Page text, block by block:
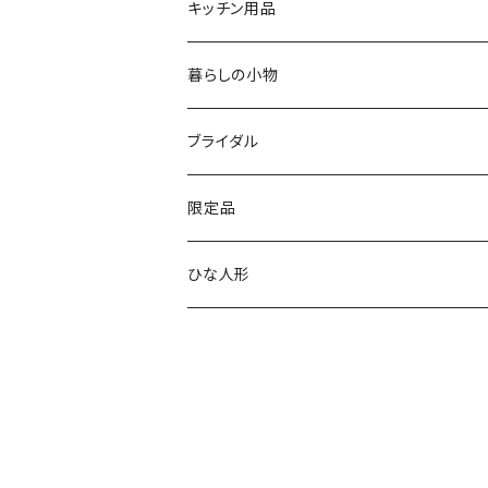
寄木タイプ
プレミアムタイプ
腕時計用ディスプレイ
丸型・耳付き振り子時計
切り株振り子時計
掛置時計
MARU時計
風景
思い出
USBメモリー
銘木シリーズ
アートシリーズ
ICカードケース
シンプル
窓付き
IDカードケース
窓付き
名刺サイズ
クリップボード
キッチン用品
カッティングボード
暮らしの小物
スイッチプレート
標準
ワイド
表札
ペーパーホルダー
ブライダル
限定品
ひな人形